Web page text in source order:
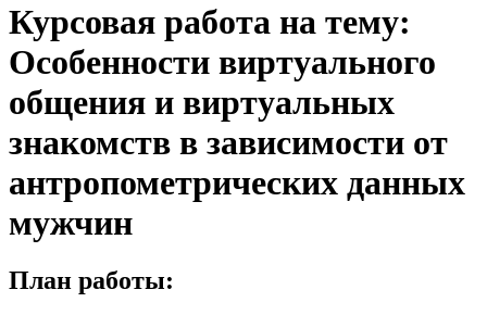
Курсовая работа на тему:
Особенности виртуального
общения и виртуальных
знакомств в зависимости от
антропометрических данных
мужчин
План работы: